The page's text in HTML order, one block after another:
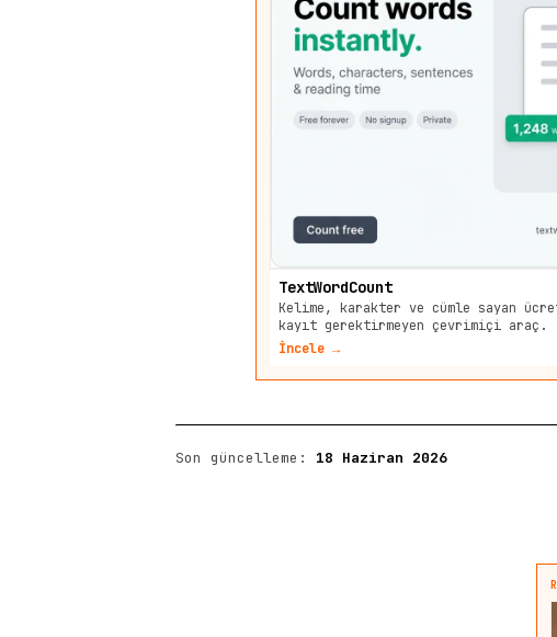
TextWordCount
Kelime, karakter ve cümle sayan
kayıt gerektirmeyen çevrimiçi araç.
İncele →
Son güncelleme: 18 Haziran 2026